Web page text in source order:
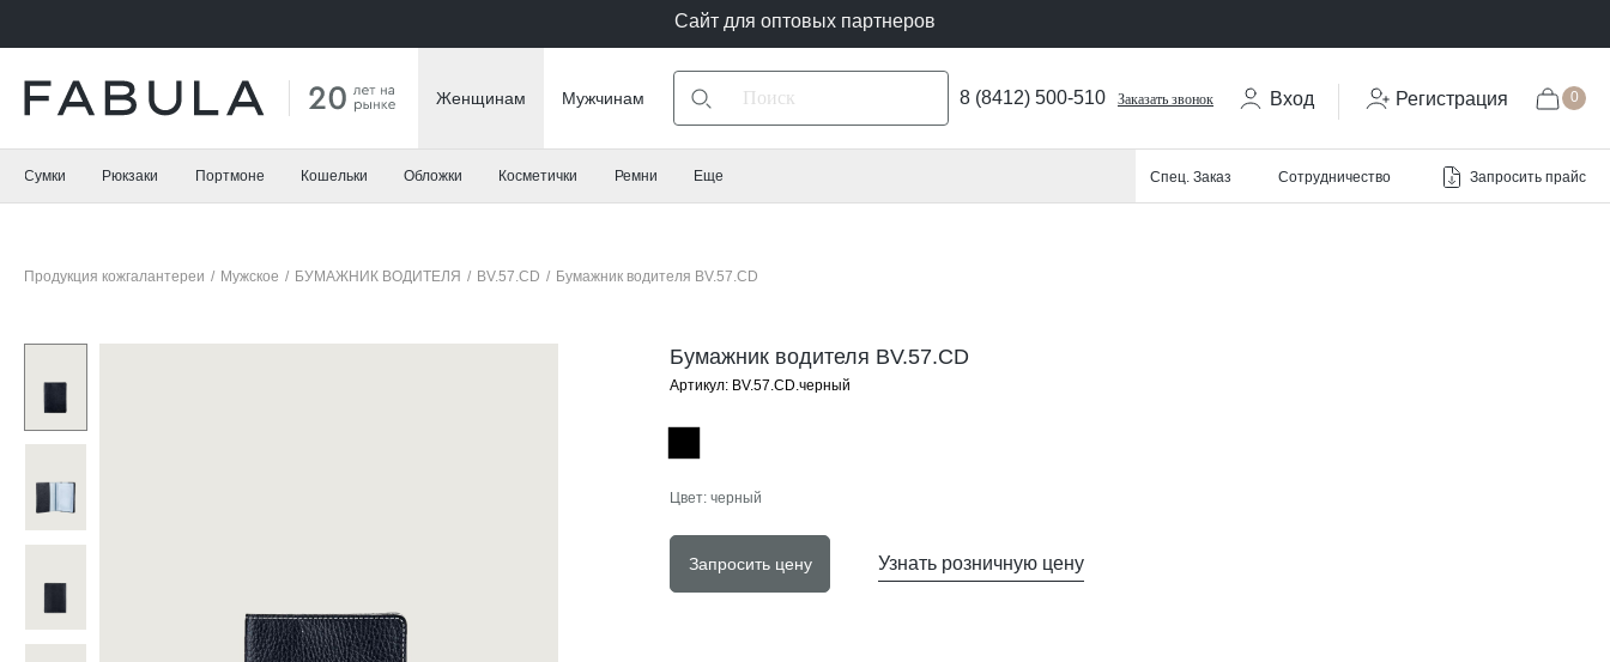
Сайт для оптовых партнеров
Женщинам Мужчинам 8 (8412) 500-510 Заказать звонок Вход Регистрация 0
Сумки Рюкзаки Портмоне Кошельки Обложки Косметички Ремни Еще Спец. Заказ Сотрудничество Запросить прайс
Продукция кожгалантереи / Мужское / БУМАЖНИК ВОДИТЕЛЯ / BV.57.CD / Бумажник водителя BV.57.CD
Бумажник водителя BV.57.CD
Артикул: BV.57.CD.черный
Цвет: черный
Запросить цену Узнать розничную цену